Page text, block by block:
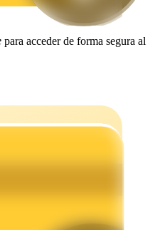
para acceder de forma segura al